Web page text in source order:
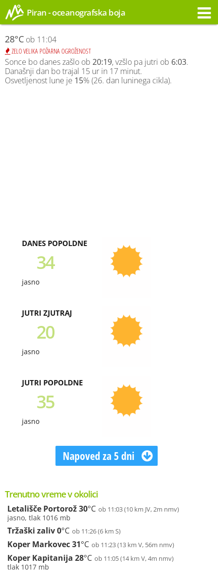
Piran - oceanografska boja
28°C ob 11:04
ZELO VELIKA POŽARNA OGROŽENOST
Sonce bo danes zašlo ob 20:19, vzšlo pa jutri ob 6:03.
Današnji dan bo trajal 15 ur in 17 minut.
Osvetljenost lune je 15% (26. dan luninega cikla).
DANES POPOLDNE
34
jasno
JUTRI ZJUTRAJ
20
jasno
JUTRI POPOLDNE
35
jasno
Napoved za 5 dni
Trenutno vreme v okolici
Letališče Portorož30°C ob 11:03 (10 km JV, 2m nmv)
jasno, tlak 1016 mb
Tržaški zaliv0°C ob 11:26 (6 km S)
Koper Markovec31°C ob 11:23 (13 km V, 56m nmv)
Koper Kapitanija 28°C ob 11:05 (14 km V, 4m nmv)
tlak 1017 mb